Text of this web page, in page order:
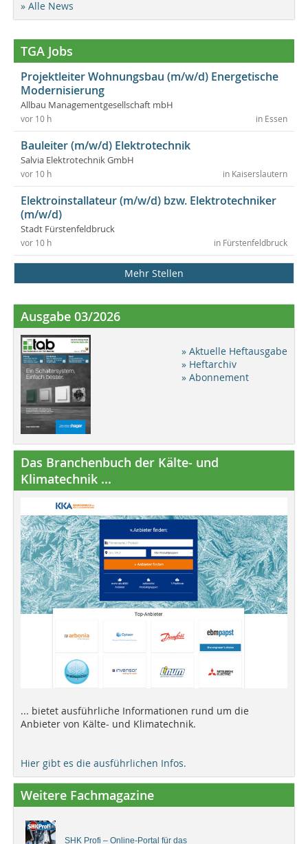
» Alle News
TGA Jobs
Projektleiter Wohnungsbau (m/w/d) Energetische
Modernisierung
Allbau Managementgesellschaft mbH
in Essen
vor 10 h
Bauleiter (m/w/d) Elektrotechnik
Salvia Elektrotechnik GmbH
in Kaiserslautern
vor 10 h
Elektroinstallateur (m/w/d) bzw. Elektrotechniker
(m/w/d)
Stadt Fürstenfeldbruck
in Fürstenfeldbruck
vor 10 h
Mehr Stellen
Ausgabe 03/2026
» Aktuelle Heftausgabe
» Heftarchiv
» Abonnement
Das Branchenbuch der Kälte- und
Klimatechnik ...
... bietet ausführliche Informationen rund um die
Anbieter von Kälte- und Klimatechnik.
Hier gibt es die ausführlichen Infos.
Weitere Fachmagazine
SHK Profi – Online-Portal für das